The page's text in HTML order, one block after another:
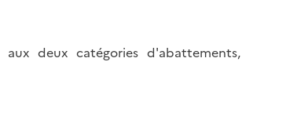
deux catégories d'abattements,